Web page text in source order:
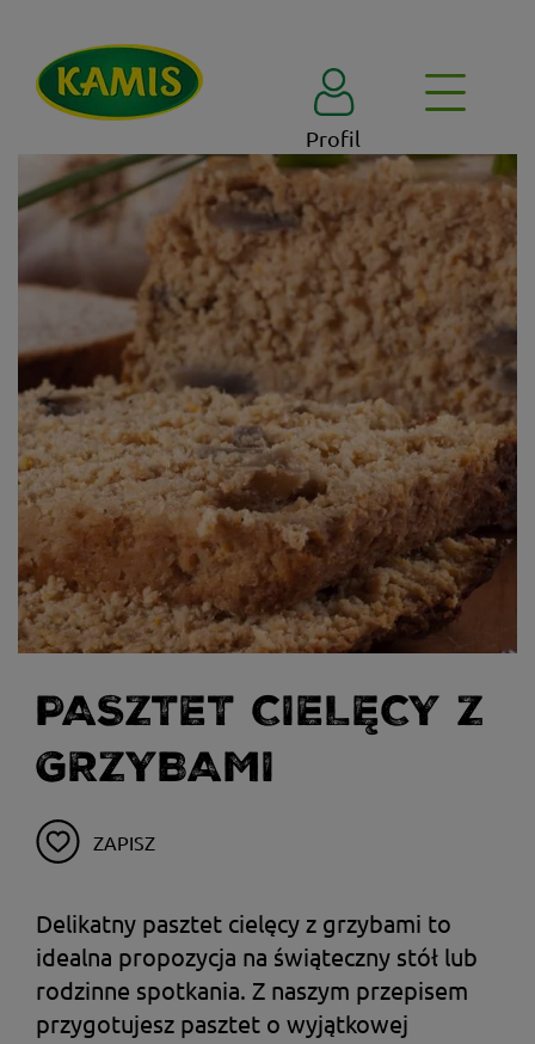
Profil
PASZTET CIELĘCY Z
GRZYBAMI
ZAPISZ
Delikatny pasztet cielęcy z grzybami to
idealna propozycja na świąteczny stół lub
rodzinne spotkania. Z naszym przepisem
przygotujesz pasztet o wyjątkowej